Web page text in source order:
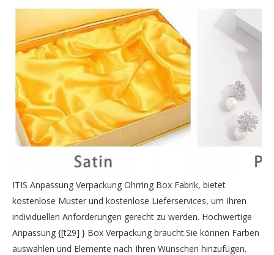
ITIS Anpassung Verpackung Ohrring Box Fabrik, bietet
kostenlose Muster und kostenlose Lieferservices, um Ihren
individuellen Anforderungen gerecht zu werden. Hochwertige
Anpassung {[t29] } Box Verpackung braucht.Sie können Farben
auswählen und Elemente nach Ihren Wünschen hinzufügen.